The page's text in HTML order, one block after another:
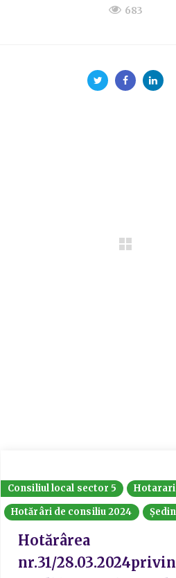
683
Consiliul local sector 5
Hotărâri de consiliu 2024
Hotărârea
nr.31/